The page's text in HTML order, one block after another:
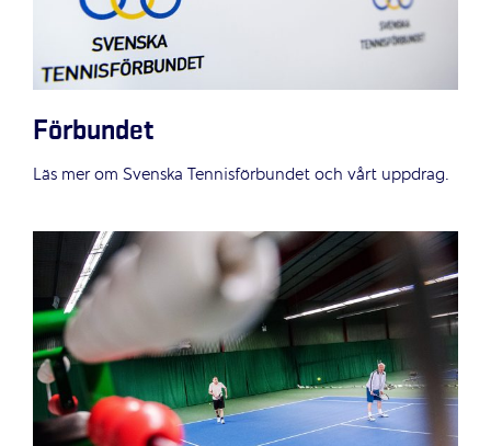
Förbundet
Läs mer om Svenska Tennisförbundet och vårt uppdrag.